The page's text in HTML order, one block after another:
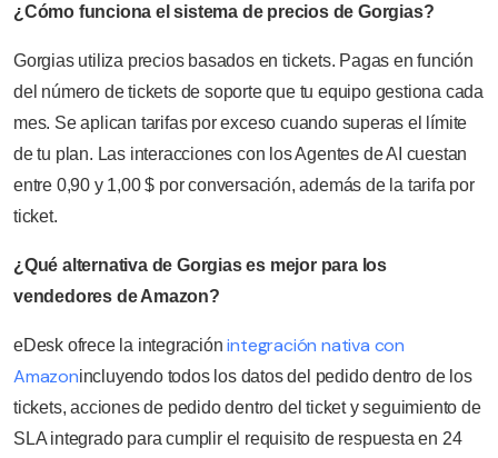
¿Cómo funciona el sistema de precios de Gorgias?
Gorgias utiliza precios basados en tickets. Pagas en función
del número de tickets de soporte que tu equipo gestiona cada
mes. Se aplican tarifas por exceso cuando superas el límite
de tu plan. Las interacciones con los Agentes de AI cuestan
entre 0,90 y 1,00 $ por conversación, además de la tarifa por
ticket.
¿Qué alternativa de Gorgias es mejor para los
vendedores de Amazon?
eDesk ofrece la integración integración nativa con
Amazonincluyendo todos los datos del pedido dentro de los
tickets, acciones de pedido dentro del ticket y seguimiento de
SLA integrado para cumplir el requisito de respuesta en 24